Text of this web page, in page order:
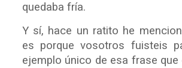
quedaba fría.
Y sí, hace un ratito he
es porque vosotros fuisteis
ejemplo único de esa frase que